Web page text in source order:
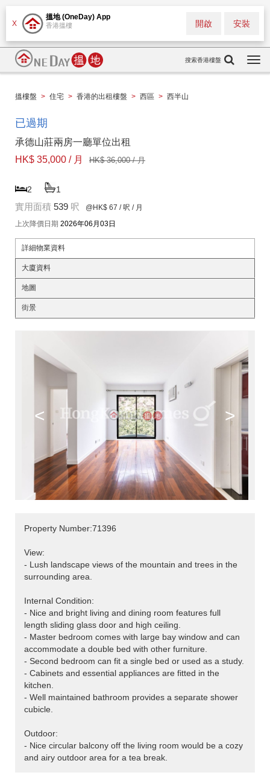
X
搵地 (OneDay) App
香港搵樓 安裝
開啟
搜索香港樓盤
搵樓盤 > 住宅 > 香港的出租樓盤 > 西區 > 西半山
已過期
承德山莊兩房一廳單位出租
HK$ 35,000 / 月
HK$ 36,000 / 月
2 1
實用面積 539 呎 @HK$ 67 / 呎 / 月
上次降價日期 2026年06月03日
詳細物業資料
大廈資料
地圖
街景
< >
Property Number:71396
View:
- Lush landscape views of the mountain and trees in the
surrounding area.
Internal Condition:
- Nice and bright living and dining room features full
length sliding glass door and high ceiling.
- Master bedroom comes with large bay window and can
accommodate a double bed with other furniture.
- Second bedroom can fit a single bed or used as a study.
- Cabinets and essential appliances are fitted in the
kitchen.
- Well maintained bathroom provides a separate shower
cubicle.
Outdoor:
- Nice circular balcony off the living room would be a cozy
and airy outdoor area for a tea break.